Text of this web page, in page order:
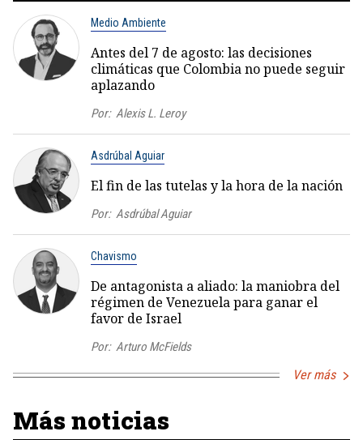
Medio Ambiente
Antes del 7 de agosto: las decisiones
climáticas que Colombia no puede seguir
aplazando
Por: Alexis L. Leroy
Asdrúbal Aguiar
El fin de las tutelas y la hora de la nación
Por: Asdrúbal Aguiar
Chavismo
De antagonista a aliado: la maniobra del
régimen de Venezuela para ganar el
favor de Israel
Por: Arturo McFields
Ver más
Más noticias